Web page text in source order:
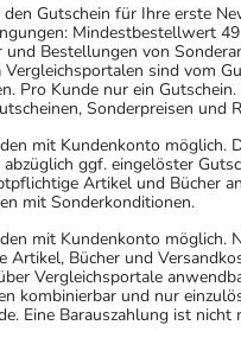
den Gutschein für Ihre erste
Mindestbestellwert
und Bestellungen von
sind vom
Pro Kunde nur ein
Sonderpreisen und
mit Kundenkonto möglich.
abzüglich ggf. eingelöster
Artikel und Bücher
mit Sonderkonditionen.
mit Kundenkonto möglich.
Artikel, Bücher und
Vergleichsportale
kombinierbar und nur
Eine Barauszahlung ist nicht